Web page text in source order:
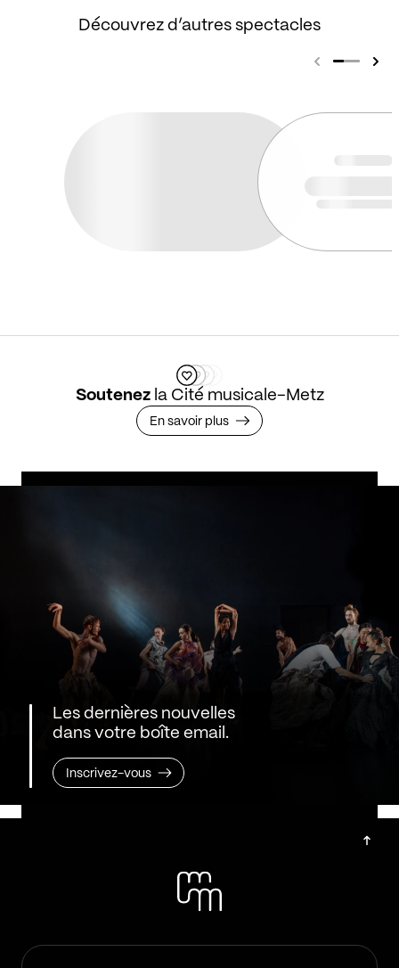
Découvrez d’autres spectacles
Soutenezla Cité musicale-Metz
En savoir plus
Les dernières nouvelles
dans votre boîte email.
Inscrivez-vous